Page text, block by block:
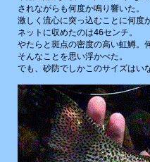
されながらも何度か鳴り 響いた。
激 しく 流心に突っ込むことに何度
ネットに収めたのは46センチ。
やたらと斑点の密度の高い虹鱒。
そんなことを思い浮かべた。
でも、 砂防でしかこのサイズはい